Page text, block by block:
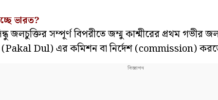
ভারত?
জলচুক্তির সম্পূর্ণ বিপরীতে জম্মু কাশ্মীরের প্রথম গভীর
(Pakal Dul) এর কমিশন বা নির্দেশ (commission)